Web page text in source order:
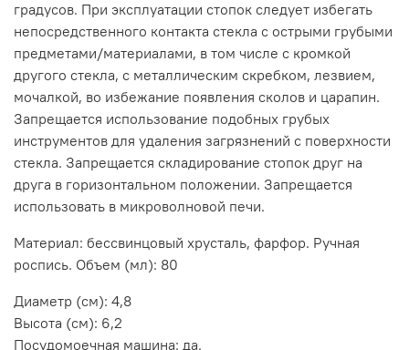
градусов. При эксплуатации стопок следует избегать
непосредственного контакта стекла с острыми грубыми
предметами/материалами, в том числе с кромкой
другого стекла, с металлическим скребком, лезвием,
мочалкой, во избежание появления сколов и царапин.
Запрещается использование подобных грубых
инструментов для удаления загрязнений с поверхности
стекла. Запрещается складирование стопок друг на
друга в горизонтальном положении. Запрещается
использовать в микроволновой печи.
Материал: бессвинцовый хрусталь, фарфор. Ручная
роспись. Объем (мл): 80
Диаметр (см): 4,8
Высота (см): 6,2
Посудомоечная машина: да.